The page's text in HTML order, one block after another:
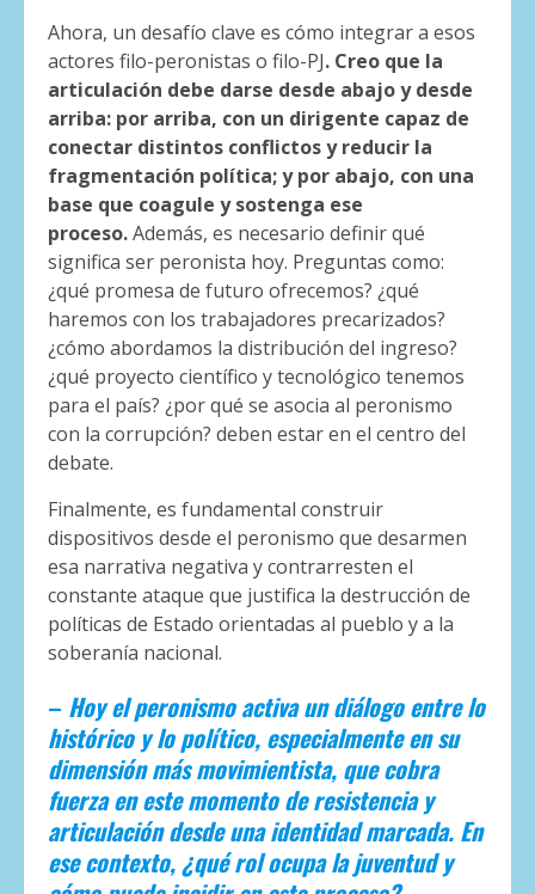
Ahora, un desafío clave es cómo integrar a esos
actores filo-peronistas o filo-PJ. Creo que la
articulación debe darse desde abajo y desde
arriba: por arriba, con un dirigente capaz de
conectar distintos conflictos y reducir la
fragmentación política; y por abajo, con una
base que coagule y sostenga ese
proceso.Además, es necesario definir qué
significa ser peronista hoy. Preguntas como:
¿qué promesa de futuro ofrecemos? ¿qué
haremos con los trabajadores precarizados?
¿cómo abordamos la distribución del ingreso?
¿qué proyecto científico y tecnológico tenemos
para el país? ¿por qué se asocia al peronismo
con la corrupción? deben estar en el centro del
debate.
Finalmente, es fundamental construir
dispositivos desde el peronismo que desarmen
esa narrativa negativa y contrarresten el
constante ataque que justifica la destrucción de
políticas de Estado orientadas al pueblo y a la
soberanía nacional.
– Hoy el peronismo activa un diálogo entre lo
histórico y lo político, especialmente en su
dimensión más movimientista, que cobra
fuerza en este momento de resistencia y
articulación desde una identidad marcada. En
ese contexto, ¿qué rol ocupa la juventud y